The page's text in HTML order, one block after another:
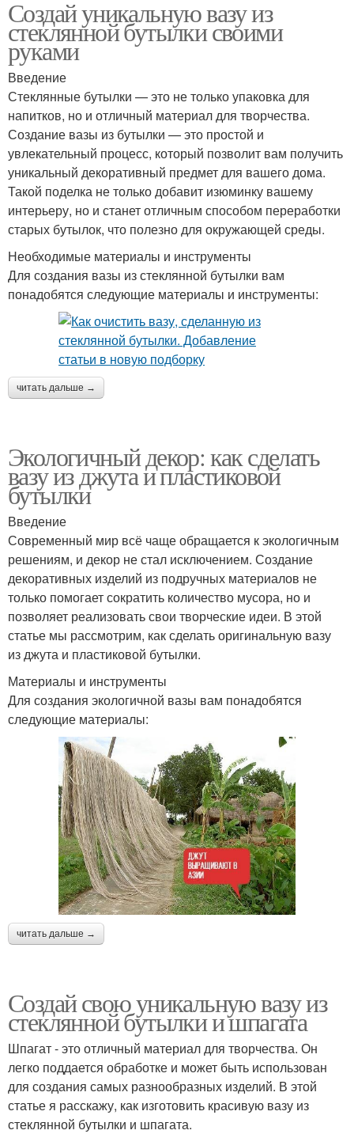
Создай уникальную вазу из
стеклянной бутылки своими
руками
Введение
Стеклянные бутылки — это не только упаковка для
напитков, но и отличный материал для творчества.
Создание вазы из бутылки — это простой и
увлекательный процесс, который позволит вам получить
уникальный декоративный предмет для вашего дома.
Такой поделка не только добавит изюминку вашему
интерьеру, но и станет отличным способом переработки
старых бутылок, что полезно для окружающей среды.
Необходимые материалы и инструменты
Для создания вазы из стеклянной бутылки вам
понадобятся следующие материалы и инструменты:
читать дальше →
Экологичный декор: как сделать
вазу из джута и пластиковой
бутылки
Введение
Современный мир всё чаще обращается к экологичным
решениям, и декор не стал исключением. Создание
декоративных изделий из подручных материалов не
только помогает сократить количество мусора, но и
позволяет реализовать свои творческие идеи. В этой
статье мы рассмотрим, как сделать оригинальную вазу
из джута и пластиковой бутылки.
Материалы и инструменты
Для создания экологичной вазы вам понадобятся
следующие материалы:
читать дальше →
Создай свою уникальную вазу из
стеклянной бутылки и шпагата
Шпагат - это отличный материал для творчества. Он
легко поддается обработке и может быть использован
для создания самых разнообразных изделий. В этой
статье я расскажу, как изготовить красивую вазу из
стеклянной бутылки и шпагата.